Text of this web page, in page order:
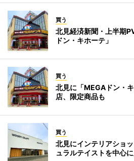
買う
北見経済新聞・上半期
ドン・キホーテ」
買う
北見に「MEGAドン・
店、限定商品も
買う
北見にインテリアショ
ュラルテイストを中心